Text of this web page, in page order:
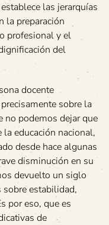
las jerarquías
la preparación
profesional y el
del
docente
sobre la
no podemos dejar que
educación nacional,
desde hace algunas
disminución en su
devuelto un siglo
sobre estabilidad,
por eso, que es
de